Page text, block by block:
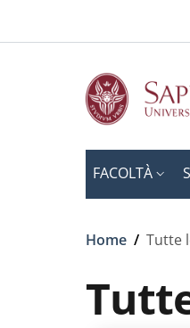
FACOLTÀ
Briciole di pane
Home / Tutte